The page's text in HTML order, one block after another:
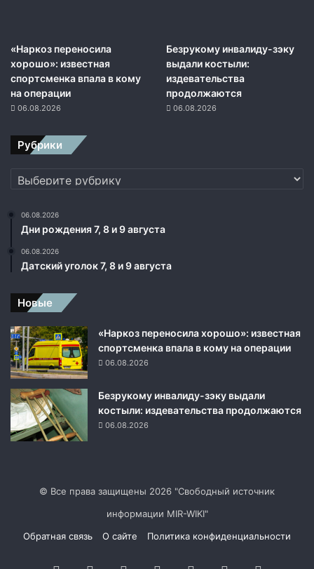
«Наркоз переносила
хорошо»: известная
спортсменка впала в кому
на операции
06.08.2026
Безрукому инвалиду-зэку
выдали костыли:
издевательства
продолжаются
06.08.2026
Рубрики
Рубрики
06.08.2026
Дни рождения 7, 8 и 9 августа
06.08.2026
Датский уголок 7, 8 и 9 августа
Новые
«Наркоз переносила хорошо»: известная
спортсменка впала в кому на операции
06.08.2026
Безрукому инвалиду-зэку выдали
костыли: издевательства продолжаются
06.08.2026
© Все права защищены 2026 "Свободный источник
информации MIR-WIKI"
Обратная связь
О сайте Политика конфиденциальности